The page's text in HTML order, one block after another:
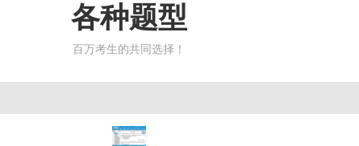
各种题型
百万考生的共同选择！